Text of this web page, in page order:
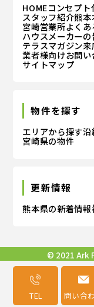
TEL 問い合
HOMEコンセプト
スタッフ紹介熊本
宮崎営業所よく
ハウスメーカーの
テラスマガジン来
業者様向けお問い
サイトマップ
物件を探す
エリアから探す沿
宮崎県の物件
更新情報
熊本県の新着情報
© 2021 Ark